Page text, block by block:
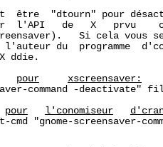
être  "dtourn" pour
l'API   de   X   prvu
Si cela vous
l'auteur du  programme
ddie.
pour xscreensaver:
command -deactivate"
pour l'conomiseur
cmd "gnome-screensaver-